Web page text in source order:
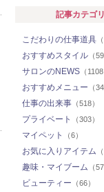
記事カテゴリ
こだわりの仕事道具
おすすめスタイル （
サロンのNEWS （1108
おすすめメニュー （
仕事の出来事 （518）
プライベート （303）
マイペット （6）
お気に入りアイテム
趣味・マイブーム （57
ビューティー （66）